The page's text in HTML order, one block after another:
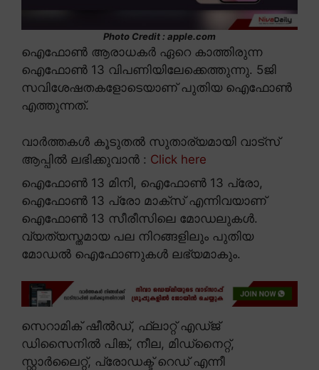
Photo Credit : apple.com
ഐഫോൺ ആരാധകർ ഏറെ കാത്തിരുന്ന
ഐഫോൺ 13 വിപണിയിലേക്കെത്തുന്നു. 5ജി
സവിശേഷതകളോടെയാണ് പുതിയ ഐഫോൺ
എത്തുന്നത്.
വാർത്തകൾ കൂടുതൽ സുതാര്യമായി വാട്സ്
ആപ്പിൽ ലഭിക്കുവാൻ : Click here
ഐഫോൺ 13 മിനി, ഐഫോൺ 13 പ്രോ,
ഐഫോൺ 13 പ്രോ മാക്സ് എന്നിവയാണ്
ഐഫോൺ 13 സീരീസിലെ മോഡലുകൾ.
വ്യത്യസ്തമായ പല നിറങ്ങളിലും പുതിയ
മോഡൽ ഐഫോണുകൾ ലഭ്യമാകും.
സെറാമിക് ഷീൽഡ്, ഫ്ലാറ്റ് എഡ്ജ്
ഡിസൈനിൽ പിങ്ക്, നീല, മിഡ്നൈറ്റ്,
സ്റ്റാർലൈറ്റ്, പ്രോഡക്ട് റെഡ് എന്നീ